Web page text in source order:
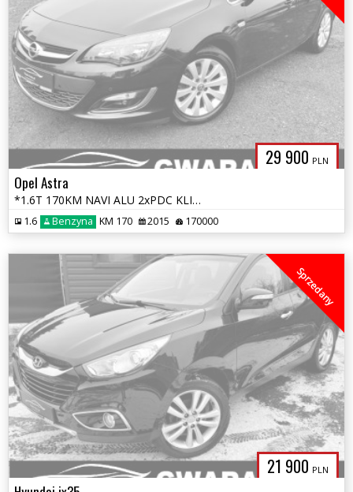
29 900 PLN
Opel Astra
*1.6T 170KM NAVI ALU 2xPDC KLIMATRONIK Grz.Fotele Grz.Kierownica LED*
1.6 Benzyna KM 170 2015 170000
21 900 PLN
Sprzedany